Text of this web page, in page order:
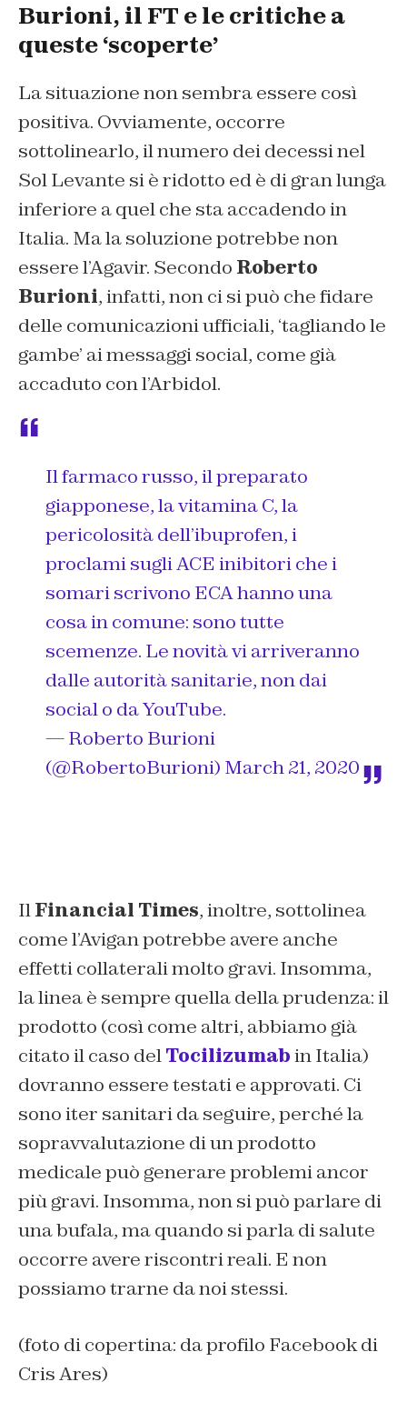
Burioni, il FT e le critiche a
queste ‘scoperte’
La situazione non sembra essere così
positiva. Ovviamente, occorre
sottolinearlo, il numero dei decessi nel
Sol Levante si è ridotto ed è di gran lunga
inferiore a quel che sta accadendo in
Italia. Ma la soluzione potrebbe non
essere l’Agavir. Secondo Roberto
Burioni, infatti, non ci si può che fidare
delle comunicazioni ufficiali, ‘tagliando le
gambe’ ai messaggi social, come già
accaduto con l’Arbidol.
Il farmaco russo, il preparato
giapponese, la vitamina C, la
pericolosità dell’ibuprofen, i
proclami sugli ACE inibitori che i
somari scrivono ECA hanno una
cosa in comune: sono tutte
scemenze. Le novità vi arriveranno
dalle autorità sanitarie, non dai
social o da YouTube.
— Roberto Burioni
(@RobertoBurioni) March 21, 2020
IlFinancial Times, inoltre, sottolinea
come l’Avigan potrebbe avere anche
effetti collaterali molto gravi. Insomma,
la linea è sempre quella della prudenza: il
prodotto (così come altri, abbiamo già
citato il caso delTocilizumabin Italia)
dovranno essere testati e approvati. Ci
sono iter sanitari da seguire, perché la
sopravvalutazione di un prodotto
medicale può generare problemi ancor
più gravi. Insomma, non si può parlare di
una bufala, ma quando si parla di salute
occorre avere riscontri reali. E non
possiamo trarne da noi stessi.
(foto di copertina: da profilo Facebook di
Cris Ares)